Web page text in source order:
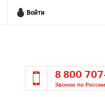
Войти
8 800
Звонок по